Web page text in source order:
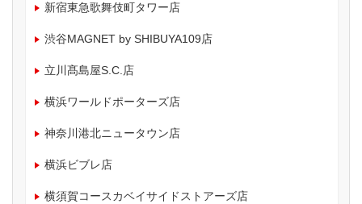
新宿東急歌舞伎町タワー店
渋谷MAGNET by SHIBUYA109店
立川髙島屋S.C.店
横浜ワールドポーターズ店
神奈川港北ニュータウン店
横浜ビブレ店
横須賀コースカベイサイドストアーズ店